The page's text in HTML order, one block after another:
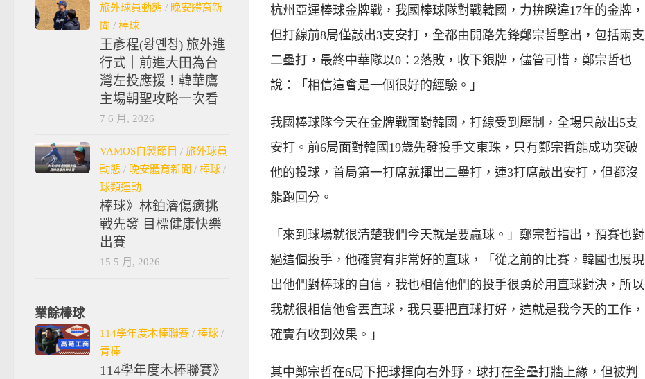
杭州亞運棒球金牌戰，我國棒球隊對戰韓國，力拚睽違17年的金牌，
但打線前8局僅敲出3支安打，全都由開路先鋒鄭宗哲擊出，包括兩支
二壘打，最終中華隊以0：2落敗，收下銀牌，儘管可惜，鄭宗哲也
說：「相信這會是一個很好的經驗。」
我國棒球隊今天在金牌戰面對韓國，打線受到壓制，全場只敲出5支
安打。前6局面對韓國19歲先發投手文東珠，只有鄭宗哲能成功突破
他的投球，首局第一打席就揮出二壘打，連3打席敲出安打，但都沒
能跑回分。
「來到球場就很清楚我們今天就是要贏球。」鄭宗哲指出，預賽也對
過這個投手，他確實有非常好的直球，「從之前的比賽，韓國也展現
出他們對棒球的自信，我也相信他們的投手很勇於用直球對決，所以
我就很相信他會丟直球，我只要把直球打好，這就是我今天的工作，
確實有收到效果。」
其中鄭宗哲在6局下把球揮向右外野，球打在全壘打牆上緣，但被判
旅外球員動態 / 晚安體育新
聞 / 棒球
王彥程(왕옌청) 旅外進
行式｜前進大田為台
灣左投應援！韓華鷹
主場朝聖攻略一次看
7 6 月, 2026
VAMOS自製節目 / 旅外球員
動態 / 晚安體育新聞 / 棒球 /
球類運動
棒球》林鉑濬傷癒挑
戰先發 目標健康快樂
出賽
15 5 月, 2026
業餘棒球
114學年度木棒聯賽 / 棒球 /
青棒
114學年度木棒聯賽》